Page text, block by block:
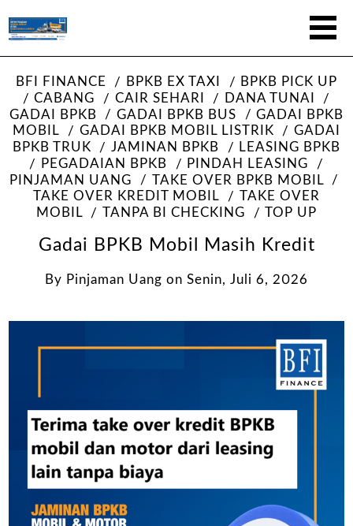
BFI FINANCE BPKB EX TAXI
BPKB PICK UP
CABANG
CAIR SEHARI
DANA TUNAI
GADAI BPKB
GADAI BPKB BUS
GADAI BPKB
MOBIL
GADAI BPKB MOBIL LISTRIK
GADAI
BPKB TRUK
JAMINAN BPKB
LEASING BPKB
PEGADAIAN BPKB
PINDAH LEASING
PINJAMAN UANG
TAKE OVER BPKB MOBIL
TAKE OVER KREDIT MOBIL
TAKE OVER
MOBIL
TANPA BI CHECKING TOP UP
Gadai BPKB Mobil Masih Kredit
By Pinjaman Uang on Senin, Juli 6, 2026